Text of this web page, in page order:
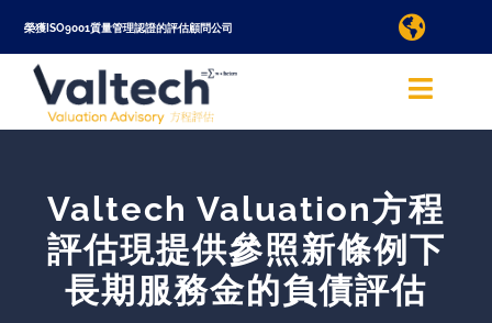
Skip
to
content
榮獲ISO9001質量管理認證的評估顧問公司
Toggle
查詢評估服務
國際
Toggle
關於我們
查詢評估服務
Valtech Valuation方程
評估現提供參照新條例下
長期服務金的負債評估